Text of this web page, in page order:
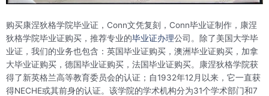
购买康涅狄格学院毕业证，Conn文凭复刻，Conn毕业证制作，康涅
狄格学院毕业证购买，推荐专业的毕业证办理公司。除了美国大学毕
业证，我们的业务也包含：英国毕业证购买，澳洲毕业证购买，加拿
大毕业证购买，德国毕业证购买，法国毕业证购买。康涅狄格学院获
得了新英格兰高等教育委员会的认证；自1932年12月以来，它一直获
得NECHE或其前身的认证。该学院的学术机构分为31个学术部门和7